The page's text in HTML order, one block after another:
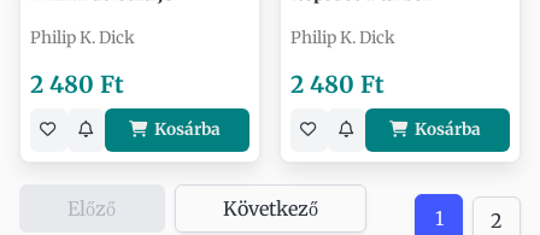
Philip K. Dick
2 480 Ft
Kosárba
Philip K. Dick
2 480 Ft
Kosárba
Előző Következő 1 2